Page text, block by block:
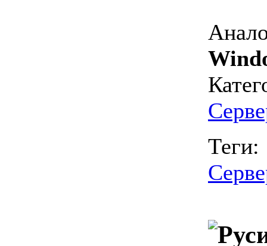
Теги: